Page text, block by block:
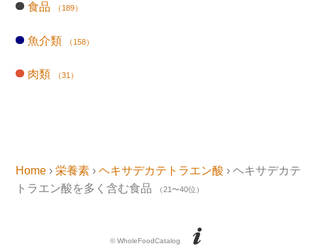
食品 （189）
魚介類 （158）
肉類 （31）
Home ›栄養素 ›ヘキサデカテトラエン酸 › ヘキサデカテ
トラエン酸を多く含む食品
（21〜40位）
© WholeFoodCatalog